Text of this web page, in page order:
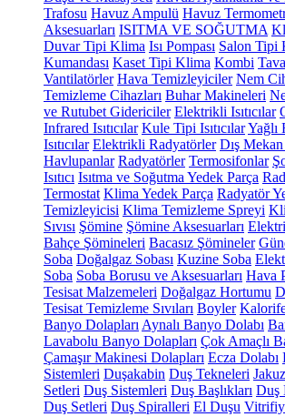
Trafosu Havuz Ampulü Havuz
Aksesuarları ISITMA VE SOĞUTMA
Duvar Tipi Klima Isı Pompası Salon Tipi
Kumandası Kaset Tipi Klima Kombi
Vantilatörler Hava Temizleyiciler Nem
Temizleme Cihazları Buhar Makineleri
ve Rutubet Gidericiler Elektrikli Isıtıcılar
Infrared Isıtıcılar Kule Tipi IsıtıcılarYağlı
Isıtıcılar Elektrikli Radyatörler Dış Mekan
Havlupanlar Radyatörler Termosifonlar
Isıtıcı Isıtma ve Soğutma Yedek Parça
Termostat Klima Yedek Parça Radyatör
Temizleyicisi Klima Temizleme Spreyi
Sıvısı Şömine Şömine Aksesuarları
Bahçe Şömineleri Bacasız Şömineler
Soba Doğalgaz Sobası Kuzine Soba
Soba Soba Borusu ve Aksesuarları Hava
Tesisat Malzemeleri Doğalgaz Hortumu
Tesisat Temizleme Sıvıları Boyler
Banyo Dolapları Aynalı Banyo Dolabı
Lavabolu Banyo Dolapları Çok Amaçlı
Çamaşır Makinesi Dolapları Ecza Dolabı
Sistemleri Duşakabin Duş Tekneleri
Setleri Duş Sistemleri Duş Başlıkları Duş
Duş Setleri Duş Spiralleri El Duşu